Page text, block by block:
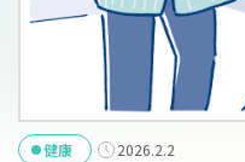
健康 2026.2.2